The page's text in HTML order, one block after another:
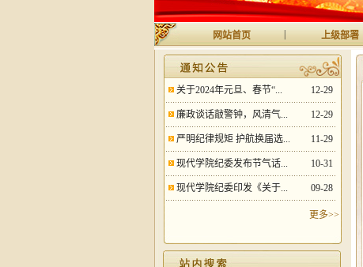
网站首页 上级部署
关于2024年元旦、春节“... 12-29
廉政谈话敲警钟，风清气... 12-29
严明纪律规矩 护航换届选... 11-29
现代学院纪委发布节气话... 10-31
现代学院纪委印发《关于... 09-28
更多>>